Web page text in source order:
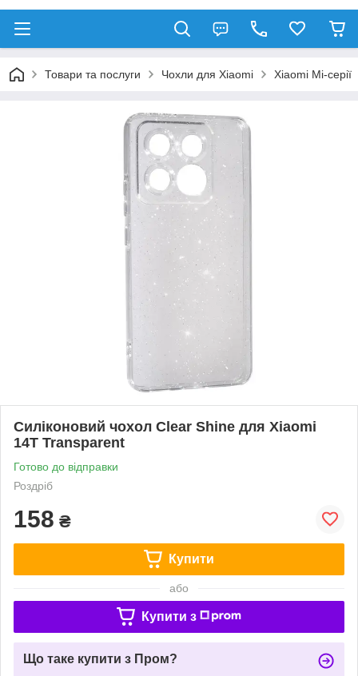
Товари та послуги Чохли для Xiaomi Xiaomi Mi-серії
Силіконовий чохол Clear Shine для Xiaomi
14T Transparent
Готово до відправки
Роздріб
158 ₴
Купити
або
Купити з
Що таке купити з Пром?